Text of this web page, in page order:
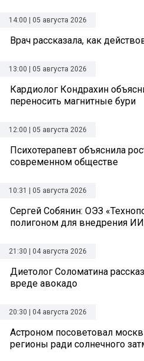
14:00 | 05 августа 2026
Врач рассказала, как
13:00 | 05 августа 2026
Кардиолог Кондрахин
переносить магнитные бури
12:00 | 05 августа 2026
Психотерапевт объяснила
современном обществе
10:31 | 05 августа 2026
Сергей Собянин: ОЭЗ
полигоном для внедрения
21:30 | 04 августа 2026
Диетолог Соломатина
вреде авокадо
20:30 | 04 августа 2026
Астроном посоветовал
регионы ради солнечного